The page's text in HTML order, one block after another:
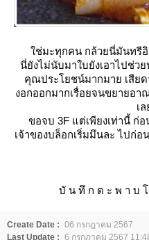
ช่มะทุกคน กล้วยนี่มันทรีอิ
นี่ยังไม่นับมาใบยังเอาไปช่ว
คุณประโยชน์มากมาย เสีย
งอกออกมากเรื่อยจนขยายอ
เ
ขอจบ 3F แต่เพียงเท่านี้ ก่
เจ้าของบล็อกเริ่มมึนละ ไปก่
บั น ทึ ก ต ะ พ า บ
Create Date : 06 กรกฎาคม 2567
Last Update : 6 กรกฎาคม 2567